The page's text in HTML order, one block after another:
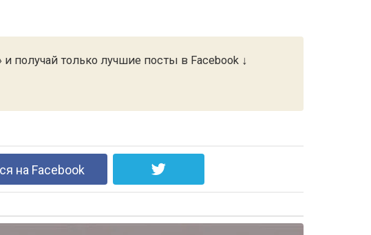
получай только лучшие посты в Facebook ↓
на Facebook